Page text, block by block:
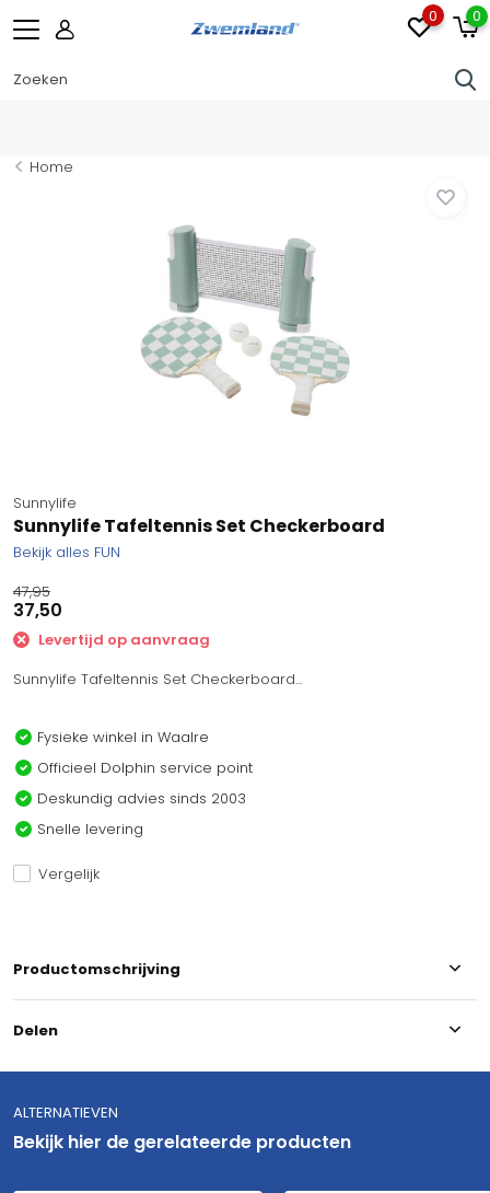
0 0
Home
Sunnylife
Sunnylife Tafeltennis Set Checkerboard
Bekijk alles FUN
47,95
37,50
Levertijd op aanvraag
Sunnylife Tafeltennis Set Checkerboard...
Fysieke winkel in Waalre
Officieel Dolphin service point
Deskundig advies sinds 2003
Snelle levering
Vergelijk
Productomschrijving
Delen
ALTERNATIEVEN
Bekijk hier de gerelateerde producten